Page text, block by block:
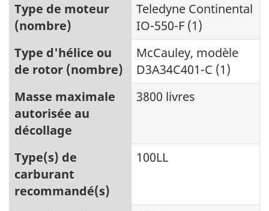
Type de moteur
(nombre)
Teledyne Continental
IO-550-F (1)
Type d'hélice ou
de rotor (nombre)
McCauley, modèle
D3A34C401-C (1)
Masse maximale
autorisée au
décollage
3800 livres
Type(s) de
carburant
recommandé(s)
100LL